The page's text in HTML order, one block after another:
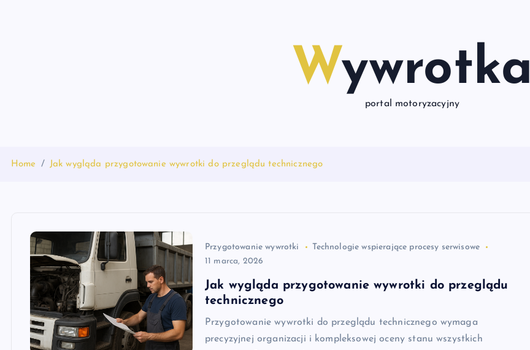
Wywrotka
portal motoryzacyjny
Home Jak wygląda przygotowanie wywrotki do przeglądu technicznego
Przygotowanie wywrotki
Technologie wspierające procesy serwisowe
11 marca, 2026
Jak wygląda przygotowanie wywrotki do przeglądu
technicznego
Przygotowanie wywrotki do przeglądu technicznego wymaga
precyzyjnej organizacji i kompleksowej oceny stanu wszystkich